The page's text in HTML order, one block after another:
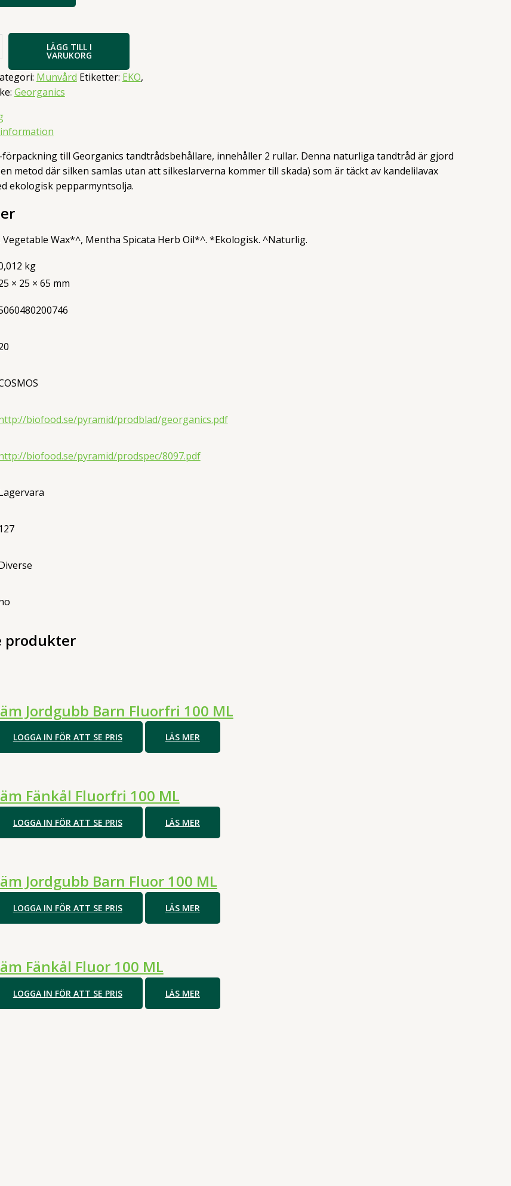
LÄGG TILL I
VARUKORG
Munvård Etiketter: EKO,
Georganics
till Georganics tandtrådsbehållare, innehåller 2 rullar. Denna naturliga tandtråd är gjord
metod där silken samlas utan att silkeslarverna kommer till skada) som är täckt av kandelilavax
ekologisk pepparmyntsolja.
Vegetable Wax*^, Mentha Spicata Herb Oil*^. *Ekologisk. ^Naturlig.
kg
× 25 × 65 mm
biofood.se/pyramid/prodblad/georganics.pdf
biofood.se/pyramid/prodspec/8097.pdf
127
produkter
Jordgubb Barn Fluorfri 100 ML
LOGGA IN FÖR ATT SE PRIS LÄS MER
Fänkål Fluorfri 100 ML
LOGGA IN FÖR ATT SE PRIS LÄS MER
Jordgubb Barn Fluor 100 ML
LOGGA IN FÖR ATT SE PRIS LÄS MER
Fänkål Fluor 100 ML
LOGGA IN FÖR ATT SE PRIS LÄS MER